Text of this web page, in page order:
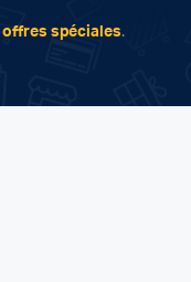
offres spéciales.